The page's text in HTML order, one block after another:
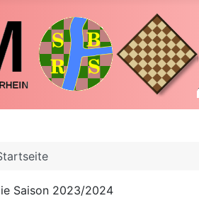
Saison 2023/2024